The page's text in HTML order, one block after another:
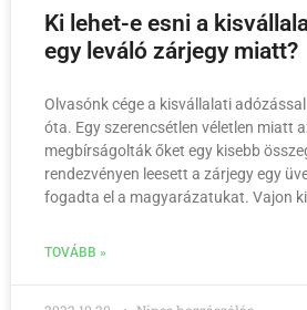
Ki lehet-e esni a
egy leváló zárjegy miatt?
Olvasónk cége a kisvállalati
óta. Egy szerencsétlen véletlen miatt
megbírságolták őket egy kisebb
rendezvényen leesett a zárjegy egy
fogadta el a magyarázatukat. Vajon
TOVÁBB »